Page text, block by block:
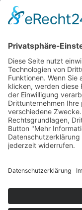
Folgen Sie uns
Träger: Verein für
Förderung: